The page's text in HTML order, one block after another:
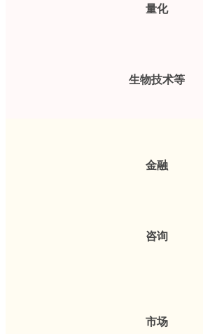
量化
生物技术等
金融
咨询
市场